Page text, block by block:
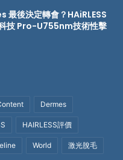
最後決定轉會？HAiRLESS
技 Pro-U755nm技術性擊
Dermes
HAIRLESS評價
World 激光脫毛